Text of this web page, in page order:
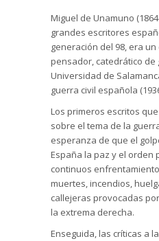
Miguel de Unamuno
grandes escritores
generación del 98, era
pensador, catedrático de
Universidad de
guerra civil española
Los primeros escritos
sobre el tema de la
esperanza de que el
España la paz y el orden
continuos
muertes, incendios,
callejeras provocadas
la extrema derecha.
Enseguida, las críticas a